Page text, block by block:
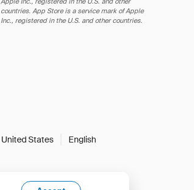
countries. App Store is a service mark of Apple
Inc., registered in the U.S. and other countries.
United States English